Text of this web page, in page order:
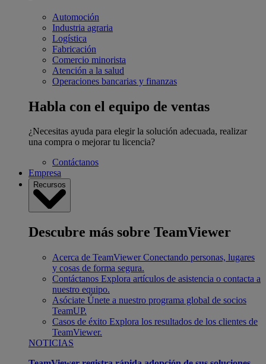
Automoción
Industria agraria
Logística
Fabricación
Comercio minorista
Atención a la salud
Operaciones bancarias y finanzas
Habla con el equipo de ventas
¿Necesitas ayuda para elegir la solución adecuada, realizar
una compra o mejorar tu licencia?
Contáctanos
Empresa
Recursos
Descubre más sobre TeamViewer
Acerca de TeamViewer Conectando personas, lugares
y cosas de forma segura.
Contáctanos Explora artículos de asistencia o contacta a
nuestro equipo.
Asóciate Únete a nuestro programa global de socios
TeamUP.
Casos de éxito Explora los resultados de los clientes de
TeamViewer.
NOTICIAS